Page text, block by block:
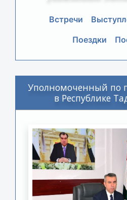
Встречи
Поездки
Уполномоченный по
в Республике